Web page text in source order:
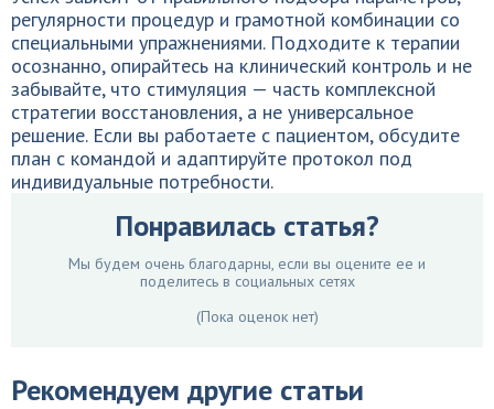
регулярности процедур и грамотной комбинации со
специальными упражнениями. Подходите к терапии
осознанно, опирайтесь на клинический контроль и не
забывайте, что стимуляция — часть комплексной
стратегии восстановления, а не универсальное
решение. Если вы работаете с пациентом, обсудите
план с командой и адаптируйте протокол под
индивидуальные потребности.
Понравилась статья?
Мы будем очень благодарны, если вы оцените ее и
поделитесь в социальных сетях
(Пока оценок нет)
Рекомендуем другие статьи